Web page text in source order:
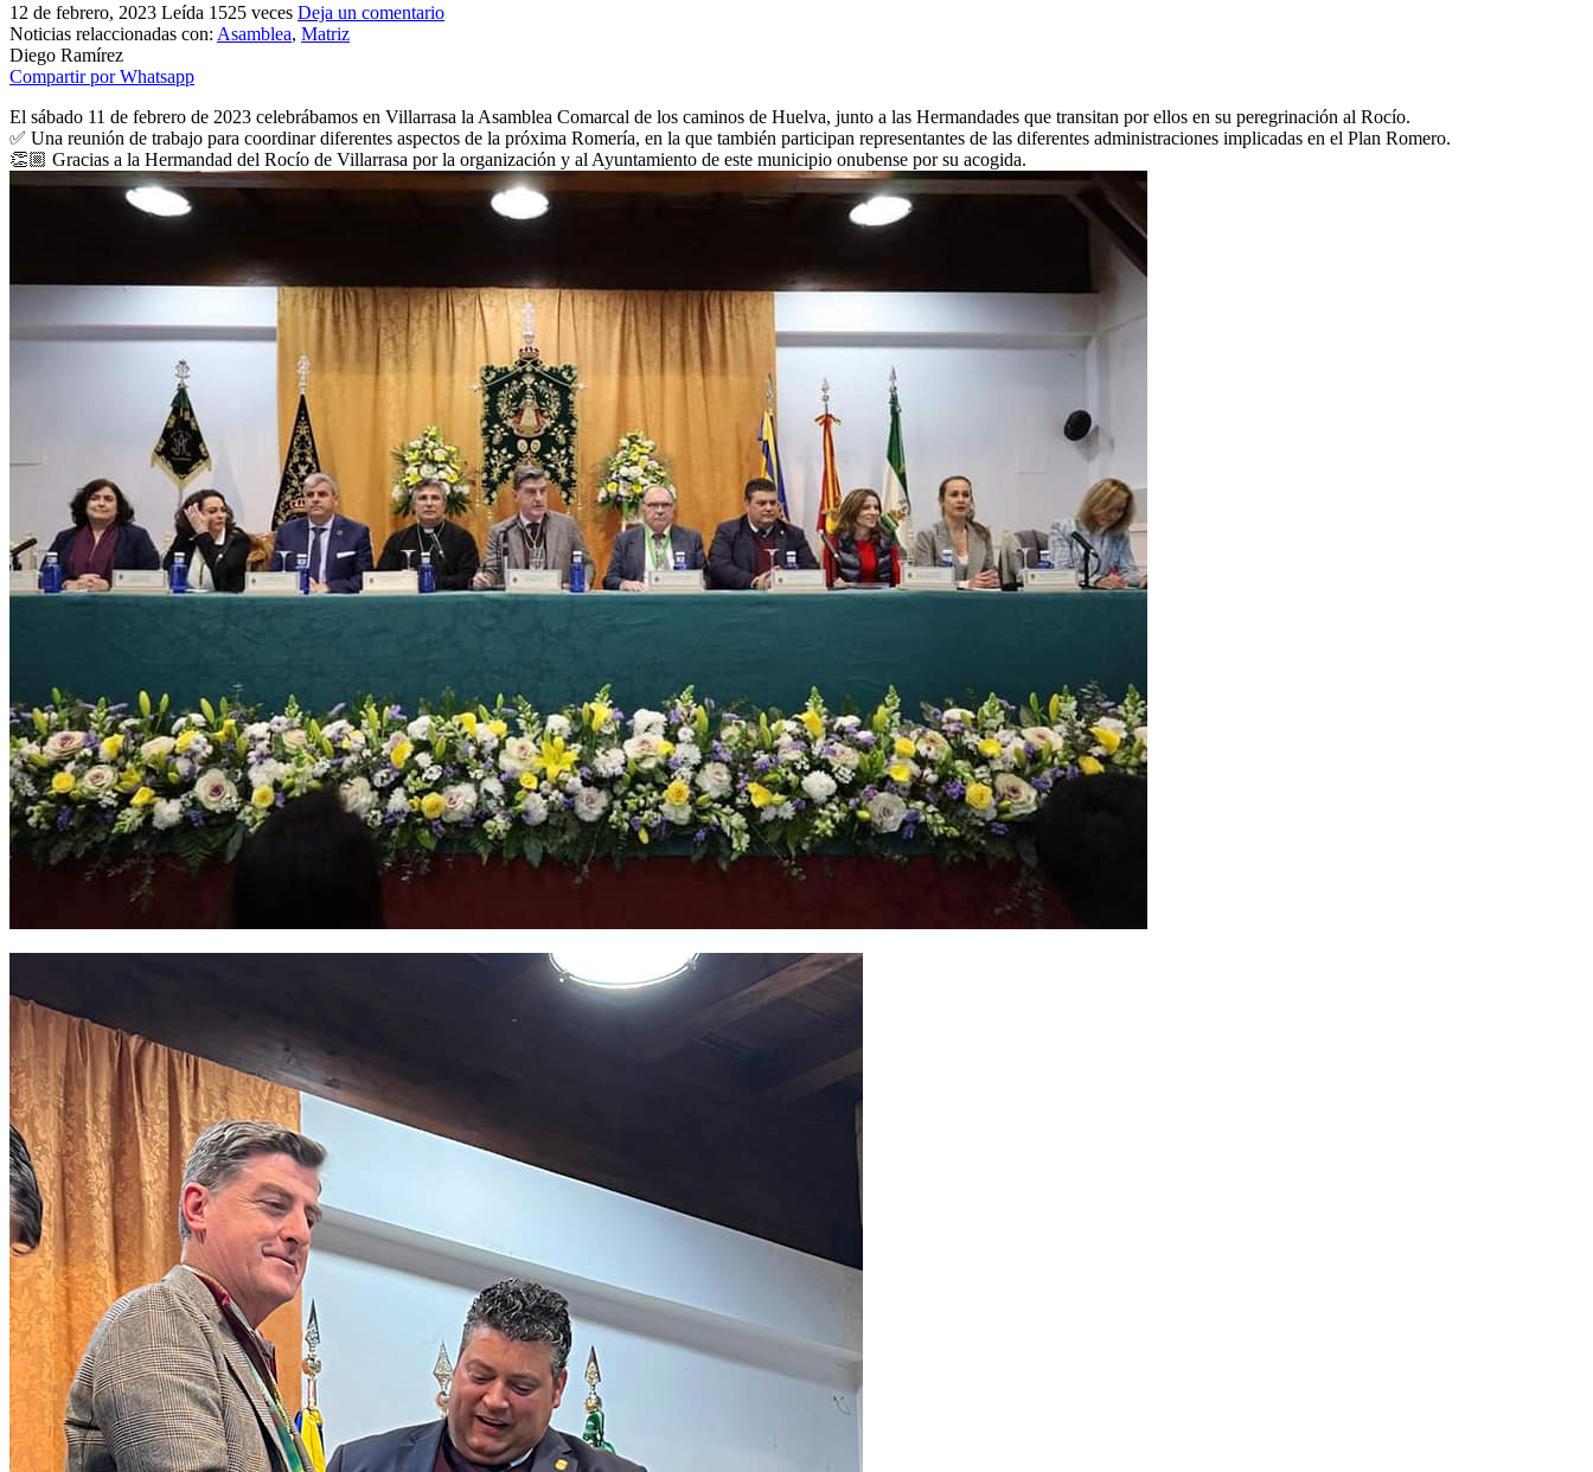
12 de febrero, 2023 Leída 1525 veces Deja un comentario
Noticias relaccionadas con: Asamblea, Matriz
Diego Ramírez
Compartir por Whatsapp
El sábado 11 de febrero de 2023 celebrábamos en Villarrasa la Asamblea Comarcal de los caminos de Huelva, junto a las Hermandades que transitan por ellos en su peregrinación al Rocío.
✅ Una reunión de trabajo para coordinar diferentes aspectos de la próxima Romería, en la que también participan representantes de las diferentes administraciones implicadas en el Plan Romero.
👏🏼 Gracias a la Hermandad del Rocío de Villarrasa por la organización y al Ayuntamiento de este municipio onubense por su acogida.